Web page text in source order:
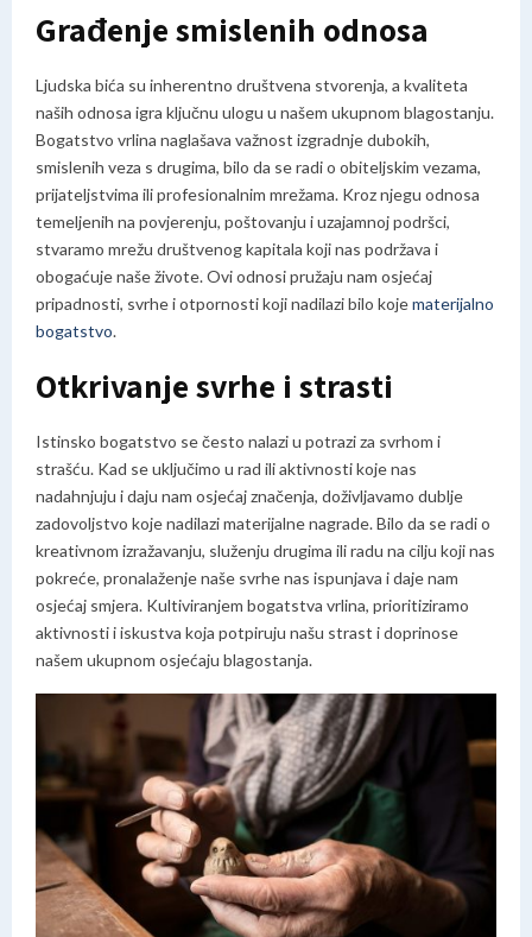
Građenje smislenih odnosa
Ljudska bića su inherentno društvena stvorenja, a kvaliteta
naših odnosa igra ključnu ulogu u našem ukupnom blagostanju.
Bogatstvo vrlina naglašava važnost izgradnje dubokih,
smislenih veza s drugima, bilo da se radi o obiteljskim vezama,
prijateljstvima ili profesionalnim mrežama. Kroz njegu odnosa
temeljenih na povjerenju, poštovanju i uzajamnoj podršci,
stvaramo mrežu društvenog kapitala koji nas podržava i
obogaćuje naše živote. Ovi odnosi pružaju nam osjećaj
pripadnosti, svrhe i otpornosti koji nadilazi bilo kojematerijalno
bogatstvo.
Otkrivanje svrhe i strasti
Istinsko bogatstvo se često nalazi u potrazi za svrhom i
strašću. Kad se uključimo u rad ili aktivnosti koje nas
nadahnjuju i daju nam osjećaj značenja, doživljavamo dublje
zadovoljstvo koje nadilazi materijalne nagrade. Bilo da se radi o
kreativnom izražavanju, služenju drugima ili radu na cilju koji nas
pokreće, pronalaženje naše svrhe nas ispunjava i daje nam
osjećaj smjera. Kultiviranjem bogatstva vrlina, prioritiziramo
aktivnosti i iskustva koja potpiruju našu strast i doprinose
našem ukupnom osjećaju blagostanja.